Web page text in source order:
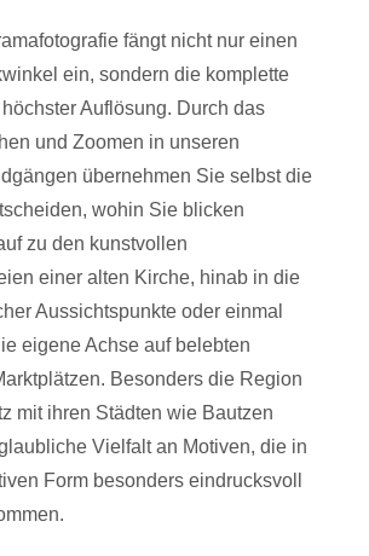
fängt nicht nur einen
ein, sondern die komplette
Auflösung. Durch das
und Zoomen in unseren
übernehmen Sie selbst die
wohin Sie blicken
zu den kunstvollen
einer alten Kirche, hinab in die
Aussichtspunkte oder einmal
eigene Achse auf belebten
Besonders die Region
mit ihren Städten wie Bautzen
Vielfalt an Motiven, die in
Form besonders eindrucksvoll